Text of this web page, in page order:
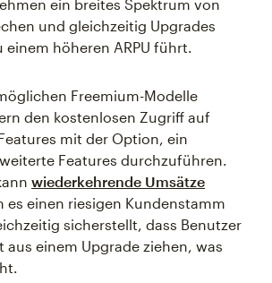
ein breites Spektrum von
und gleichzeitig Upgrades
einem höheren ARPU führt.
Freemium-Modelle
den kostenlosen Zugriff auf
mit der Option, ein
Features durchzuführen.
wiederkehrende Umsätze
es einen riesigen Kundenstamm
sicherstellt, dass Benutzer
aus einem Upgrade ziehen, was